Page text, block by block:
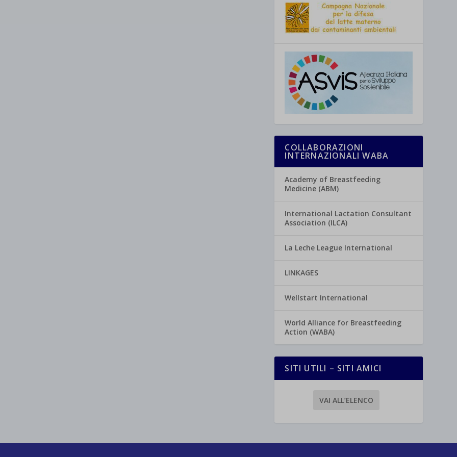
COLLABORAZIONI
INTERNAZIONALI WABA
Academy of Breastfeeding
Medicine (ABM)
International Lactation Consultant
Association (ILCA)
La Leche League International
LINKAGES
Wellstart International
World Alliance for Breastfeeding
Action (WABA)
SITI UTILI – SITI AMICI
VAI ALL’ELENCO